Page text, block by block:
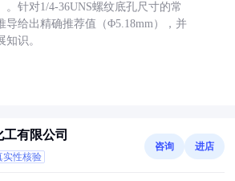
。针对1/4-36UNS螺纹底孔尺寸的常
导给出精确推荐值（Φ5.18mm），并
识。
有限公司
实性核验
咨询 进店